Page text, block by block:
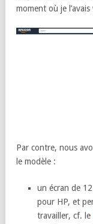
moment où je
Par contre, nous
le modèle :
un écran de
pour HP, et
travailler, cf. le